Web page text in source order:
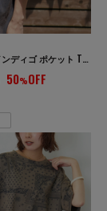
ケミカル加工 インディゴ ポケット Tシャツ
50%OFF